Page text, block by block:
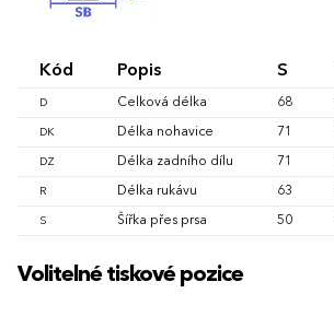
Kód Popis S
D Celková délka 68
DK Délka nohavice 71
DZ Délka zadního dílu 71
R Délka rukávu 63
S Šířka přes prsa 50
Volitelné tiskové pozice